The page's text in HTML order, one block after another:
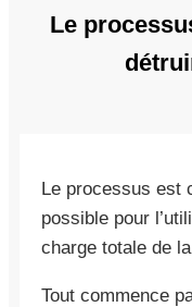
Le
Le processus est
possible pour
charge totale de
Tout commence